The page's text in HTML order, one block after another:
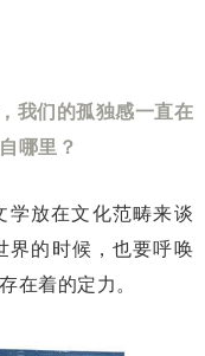
我们的孤独感一直在
哪里？
放在文化范畴来谈
界的时候，也要呼唤
在着的定力。